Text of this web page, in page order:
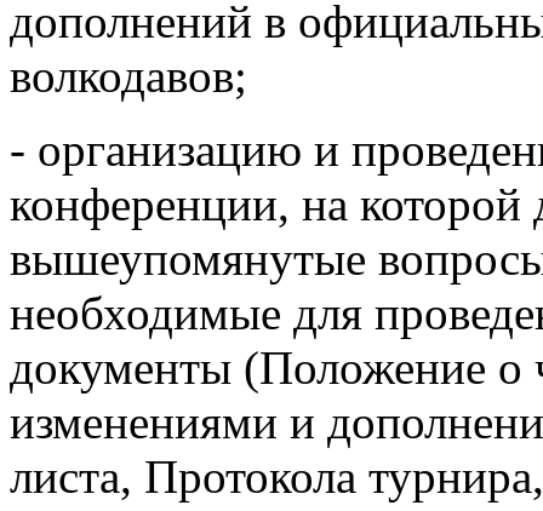
дополнений в
волкодавов;
- организацию и
конференции, на
вышеупомянутые
необходимые для
документы (Положение о
изменениями и
листа, Протокола